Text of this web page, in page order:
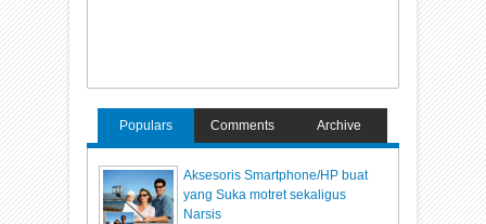
Populars Comments Archive
Aksesoris Smartphone/HP buat
yang Suka motret sekaligus
Narsis